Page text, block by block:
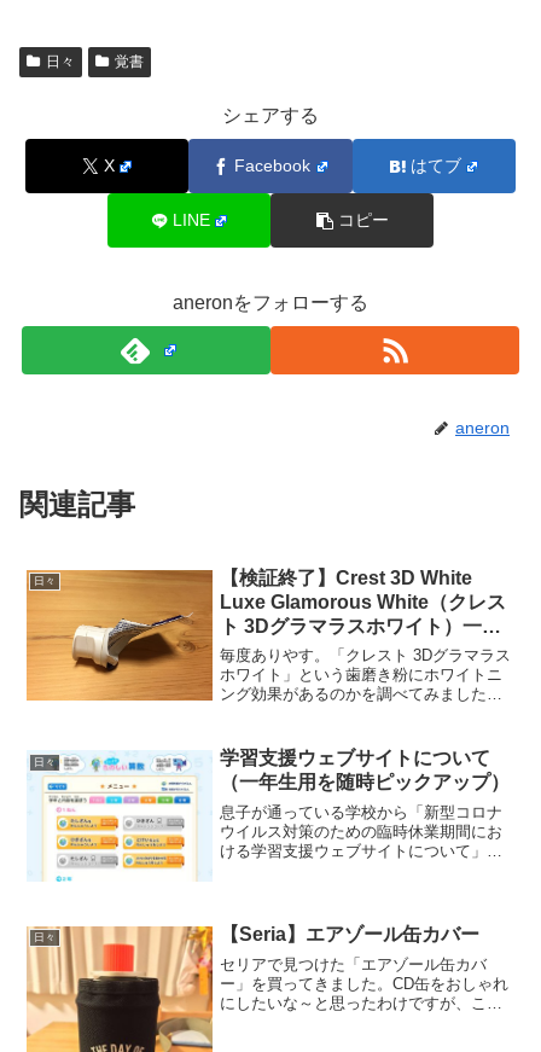
日々 覚書
シェアする
X Facebook はてブ
LINE コピー
aneronをフォローする
aneron
関連記事
日々
【検証終了】Crest 3D White
Luxe Glamorous White（クレス
ト 3Dグラマラスホワイト）一本
使い切った結果
毎度ありやす。「クレスト 3Dグラマラス
ホワイト」という歯磨き粉にホワイトニ
ング効果があるのかを調べてみました。
3Dグラマラスホワイト...
日々
学習支援ウェブサイトについて
（一年生用を随時ピックアップ）
息子が通っている学校から「新型コロナ
ウイルス対策のための臨時休業期間にお
ける学習支援ウェブサイトについて」と
生」が取り組みやすいも...
日々 【Seria】エアゾール缶カバー
セリアで見つけた「エアゾール缶カバ
ー」を買ってきました。CD缶をおしゃれ
にしたいな～と思ったわけですが、こ